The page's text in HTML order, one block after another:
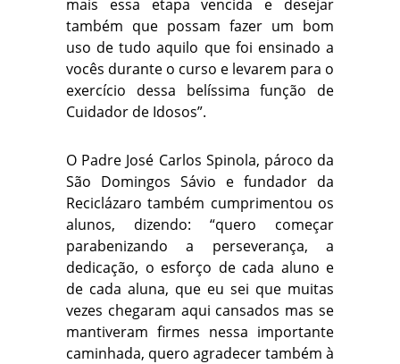
mais essa etapa vencida e desejar
também que possam fazer um bom
uso de tudo aquilo que foi ensinado a
vocês durante o curso e levarem para o
exercício dessa belíssima função de
Cuidador de Idosos”.
O Padre José Carlos Spinola, pároco da
São Domingos Sávio e fundador da
Reciclázaro também cumprimentou os
alunos, dizendo: “quero começar
parabenizando a perseverança, a
dedicação, o esforço de cada aluno e
de cada aluna, que eu sei que muitas
vezes chegaram aqui cansados mas se
mantiveram firmes nessa importante
caminhada, quero agradecer também à